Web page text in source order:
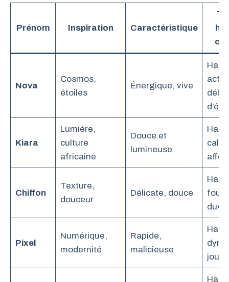
Prénom Inspiration Caractéristique
Nova
Cosmos,
étoiles
Énergique, vive
Kiara
Lumière,
culture
africaine
Douce et
lumineuse
Chiffon
Texture,
douceur
Délicate, douce
Pixel
Numérique,
modernité
Rapide,
malicieuse